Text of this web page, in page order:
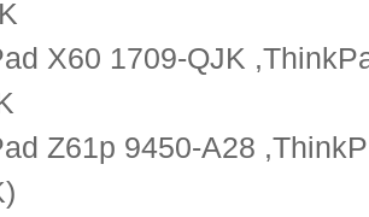
X60 1709-QJK
Z61p 9450-A28